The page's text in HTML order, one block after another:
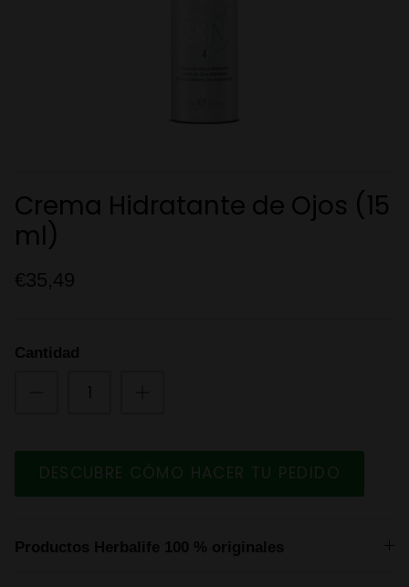
Crema Hidratante de Ojos (15
ml)
€35,49
Cantidad
DESCUBRE CÓMO HACER TU PEDIDO
Productos Herbalife 100 % originales